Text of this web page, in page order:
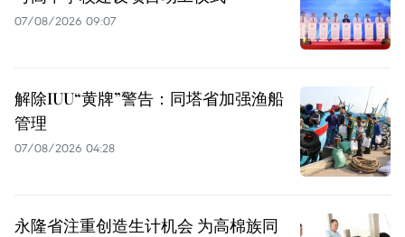
07/08/2026 09:07
解除IUU“黄牌”警告：同塔省加强渔船
管理
07/08/2026 04:28
永隆省注重创造生计机会 为高棉族同